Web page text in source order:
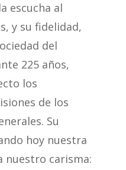
escucha al
y su fidelidad,
del
225 años,
los
de los
Su
hoy nuestra
nuestro carisma: